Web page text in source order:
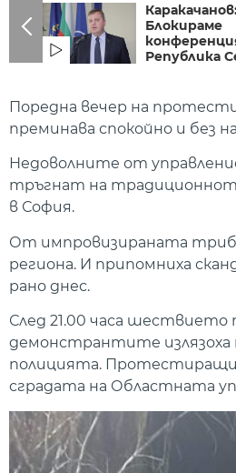
Блокираме
Република
Поредна вечер на
прeминава спокойно и без
Недоволните от
тръгнат на
в София.
От импровизираната
региона. И припомниха
рано днес.
След 21.00 часа шествието
демонстрантите излязоха
полицията.
сградата на Областната